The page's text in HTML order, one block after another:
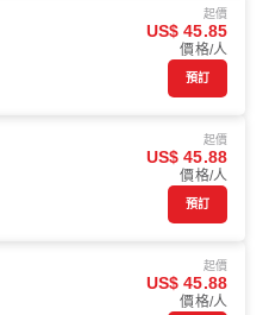
起價
US$ 45.85
價格/人
預訂
起價
US$ 45.88
價格/人
預訂
起價
US$ 45.88
價格/人